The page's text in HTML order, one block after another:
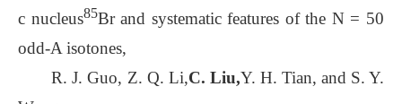
c nucleus85Br and systematic features of the N = 50
odd-A isotones,
R. J. Guo, Z. Q. Li,C. Liu,Y. H. Tian, and S. Y.